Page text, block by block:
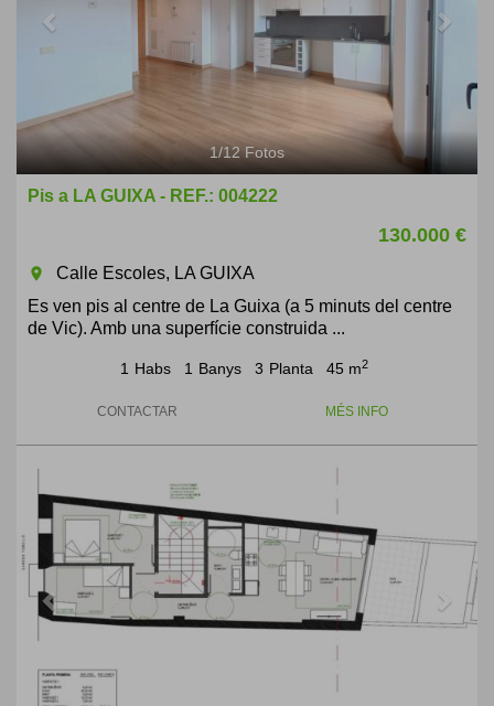
1/12Fotos
Pis a LA GUIXA - REF.: 004222
130.000 €
room
Calle Escoles, LA GUIXA
Es ven pis al centre de La Guixa (a 5 minuts del centre
de Vic). Amb una superfície construida ...
1 Habs 1 Banys 3 Planta 45 m2
CONTACTAR MÉS INFO